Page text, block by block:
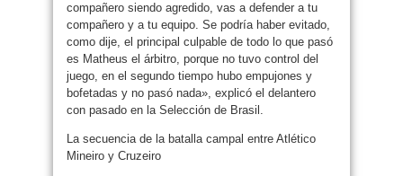
compañero siendo agredido, vas a defender a tu
compañero y a tu equipo. Se podría haber evitado,
como dije, el principal culpable de todo lo que pasó
es Matheus el árbitro, porque no tuvo control del
juego, en el segundo tiempo hubo empujones y
bofetadas y no pasó nada», explicó el delantero
con pasado en la Selección de Brasil.
La secuencia de la batalla campal entre Atlético
Mineiro y Cruzeiro